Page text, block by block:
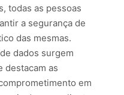
todas as pessoas
a segurança de
das mesmas.
dados surgem
destacam as
em